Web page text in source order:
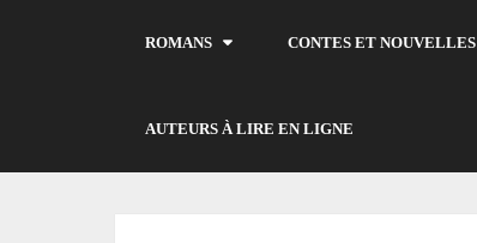
ROMANS CONTES ET NOUVELLES
AUTEURS À LIRE EN LIGNE